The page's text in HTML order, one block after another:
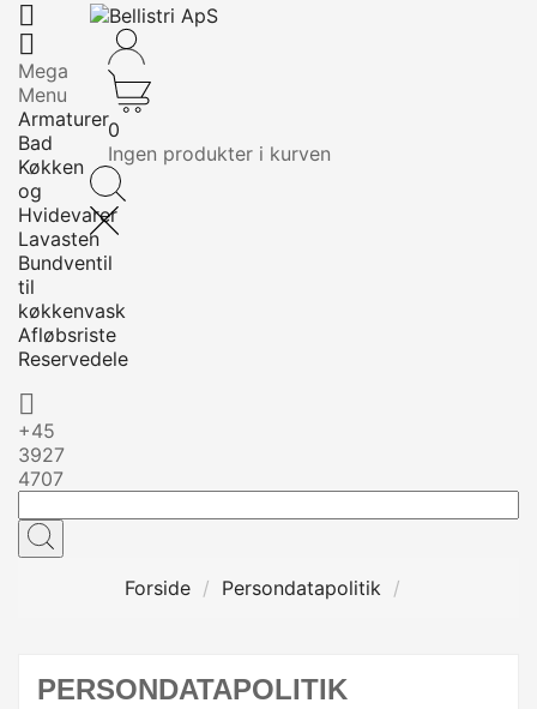


Mega
Menu
Armaturer
Bad
Køkken
og
Hvidevarer
Lavasten
Bundventil
til
køkkenvask
Afløbsriste
Reservedele

+45
3927
4707
0
Ingen produkter i kurven
Forside Persondatapolitik
PERSONDATAPOLITIK